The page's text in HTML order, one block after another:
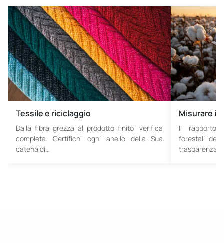
Tessile e riciclaggio
Dalla fibra grezza al prodotto finito: verifica
completa. Certifichi ogni anello della Sua
catena di…
Misurare il
Il rapporto
forestali dei
trasparenza